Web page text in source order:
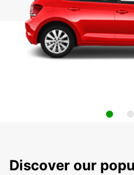
Discover our